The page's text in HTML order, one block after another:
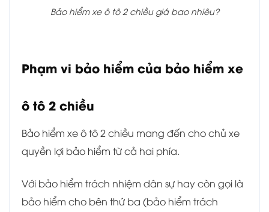
Bảo hiểm xe ô tô 2 chiều giá bao nhiêu?
Phạm vi bảo hiểm của bảo hiểm xe
ô tô 2 chiều
Bảo hiểm xe ô tô 2 chiều mang đến cho chủ xe
quyền lợi bảo hiểm từ cả hai phía.
Với bảo hiểm trách nhiệm dân sự hay còn gọi là
bảo hiểm cho bên thứ ba (bảo hiểm trách